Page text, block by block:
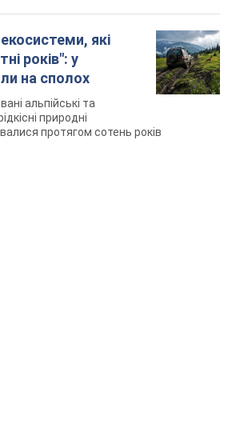
які
років": у
на сполох
альпійські та
природні
протягом сотень років